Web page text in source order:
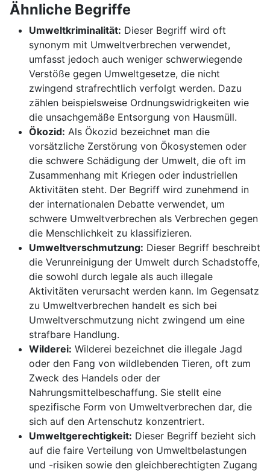
Ähnliche Begriffe
Umweltkriminalität: Dieser Begriff wird oft
synonym mit Umweltverbrechen verwendet,
umfasst jedoch auch weniger schwerwiegende
Verstöße gegen Umweltgesetze, die nicht
zwingend strafrechtlich verfolgt werden. Dazu
zählen beispielsweise Ordnungswidrigkeiten wie
die unsachgemäße Entsorgung von Hausmüll.
Ökozid: Als Ökozid bezeichnet man die
vorsätzliche Zerstörung von Ökosystemen oder
die schwere Schädigung der Umwelt, die oft im
Zusammenhang mit Kriegen oder industriellen
Aktivitäten steht. Der Begriff wird zunehmend in
der internationalen Debatte verwendet, um
schwere Umweltverbrechen als Verbrechen gegen
die Menschlichkeit zu klassifizieren.
Umweltverschmutzung: Dieser Begriff beschreibt
die Verunreinigung der Umwelt durch Schadstoffe,
die sowohl durch legale als auch illegale
Aktivitäten verursacht werden kann. Im Gegensatz
zu Umweltverbrechen handelt es sich bei
Umweltverschmutzung nicht zwingend um eine
strafbare Handlung.
Wilderei: Wilderei bezeichnet die illegale Jagd
oder den Fang von wildlebenden Tieren, oft zum
Zweck des Handels oder der
Nahrungsmittelbeschaffung. Sie stellt eine
spezifische Form von Umweltverbrechen dar, die
sich auf den Artenschutz konzentriert.
Umweltgerechtigkeit: Dieser Begriff bezieht sich
auf die faire Verteilung von Umweltbelastungen
und -risiken sowie den gleichberechtigten Zugang